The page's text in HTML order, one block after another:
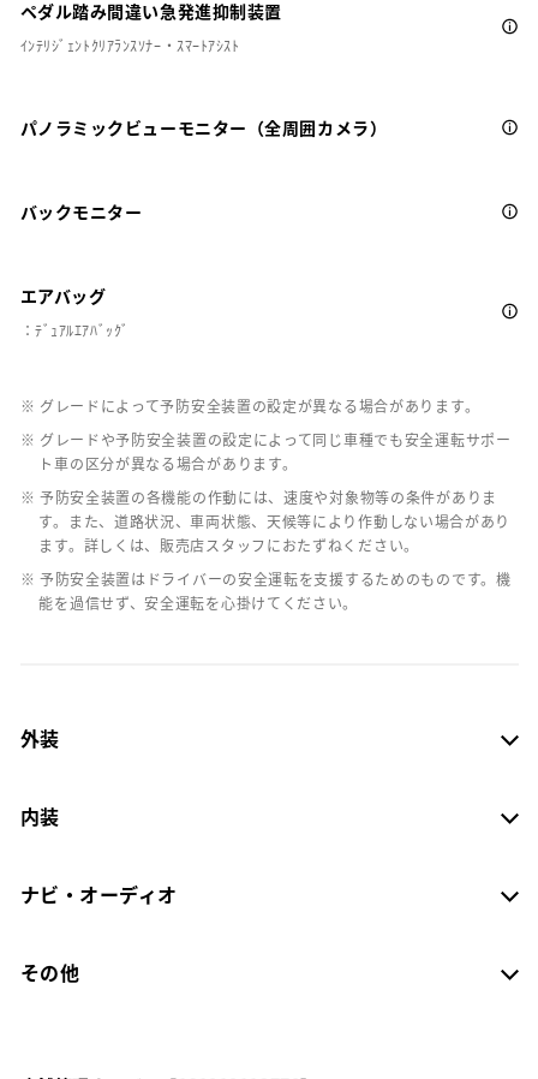
ペダル踏み間違い急発進抑制装置
ｲﾝﾃﾘｼﾞｪﾝﾄｸﾘｱﾗﾝｽｿﾅｰ・ｽﾏｰﾄｱｼｽﾄ
パノラミックビューモニター（全周囲カメラ）
バックモニター
エアバッグ
：ﾃﾞｭｱﾙｴｱﾊﾞｯｸﾞ
※ グレードによって予防安全装置の設定が異なる場合があります。
※ グレードや予防安全装置の設定によって同じ車種でも安全運転サポー
ト車の区分が異なる場合があります。
※ 予防安全装置の各機能の作動には、速度や対象物等の条件がありま
す。また、道路状況、車両状態、天候等により作動しない場合があり
ます。詳しくは、販売店スタッフにおたずねください。
※ 予防安全装置はドライバーの安全運転を支援するためのものです。機
能を過信せず、安全運転を心掛けてください。
外装
内装
ナビ・オーディオ
その他